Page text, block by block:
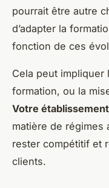
pourrait être autre
d’adapter la
fonction de ces
Cela peut impliquer
formation, ou la
Votre établissement
matière de régimes
rester compétitif et
clients.